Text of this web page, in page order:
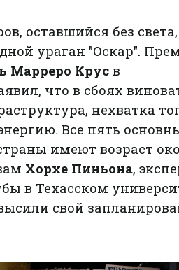
оставшийся без света,
ураган "Оскар".
Марреро Крус в
что в сбоях
нехватка
Все пять
имеют возраст
Хорхе Пиньона,
в Техасском
свой